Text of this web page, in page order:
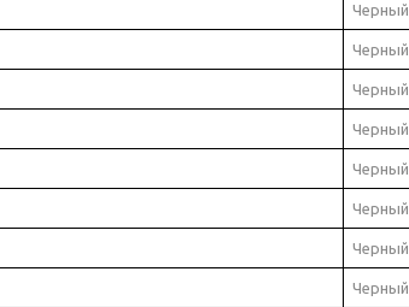
Черный
Черный
Черный
Черный
Черный
Черный
Черный
Черный